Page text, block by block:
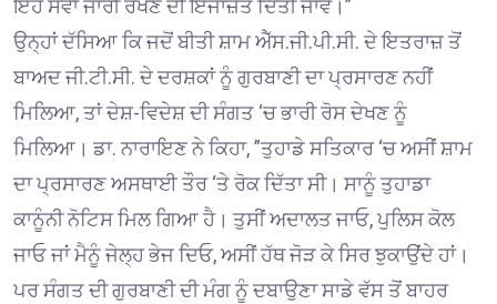
ਇਹ ਸੇਵਾ ਜਾਰੀ ਰੱਖਣ ਦੀ ਇਜਾਜ਼ਤ ਦਿੱਤੀ ਜਾਵੇ।”
ਉਨ੍ਹਾਂ ਦੱਸਿਆ ਕਿ ਜਦੋਂ ਬੀਤੀ ਸ਼ਾਮ ਐੱਸ.ਜੀ.ਪੀ.ਸੀ. ਦੇ ਇਤਰਾਜ਼ ਤੋਂ
ਬਾਅਦ ਜੀ.ਟੀ.ਸੀ. ਦੇ ਦਰਸ਼ਕਾਂ ਨੂੰ ਗੁਰਬਾਣੀ ਦਾ ਪ੍ਰਸਾਰਣ ਨਹੀਂ
ਮਿਲਿਆ, ਤਾਂ ਦੇਸ਼-ਵਿਦੇਸ਼ ਦੀ ਸੰਗਤ ‘ਚ ਭਾਰੀ ਰੋਸ ਦੇਖਣ ਨੂੰ
ਮਿਲਿਆ। ਡਾ. ਨਾਰਾਇਣ ਨੇ ਕਿਹਾ, ”ਤੁਹਾਡੇ ਸਤਿਕਾਰ ‘ਚ ਅਸੀਂ ਸ਼ਾਮ
ਦਾ ਪ੍ਰਸਾਰਣ ਅਸਥਾਈ ਤੌਰ ‘ਤੇ ਰੋਕ ਦਿੱਤਾ ਸੀ। ਸਾਨੂੰ ਤੁਹਾਡਾ
ਕਾਨੂੰਨੀ ਨੋਟਿਸ ਮਿਲ ਗਿਆ ਹੈ। ਤੁਸੀਂ ਅਦਾਲਤ ਜਾਓ, ਪੁਲਿਸ ਕੋਲ
ਜਾਓ ਜਾਂ ਮੈਨੂੰ ਜੇਲ੍ਹ ਭੇਜ ਦਿਓ, ਅਸੀਂ ਹੱਥ ਜੋੜ ਕੇ ਸਿਰ ਝੁਕਾਉਂਦੇ ਹਾਂ।
ਪਰ ਸੰਗਤ ਦੀ ਗੁਰਬਾਣੀ ਦੀ ਮੰਗ ਨੂੰ ਦਬਾਉਣਾ ਸਾਡੇ ਵੱਸ ਤੋਂ ਬਾਹਰ